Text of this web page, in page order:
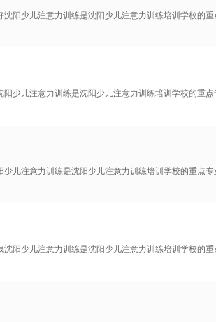
阳少儿注意力训练是沈阳少儿注意力训练培训学校的
少儿注意力训练是沈阳少儿注意力训练培训学校的重
儿注意力训练是沈阳少儿注意力训练培训学校的重点
阳少儿注意力训练是沈阳少儿注意力训练培训学校的